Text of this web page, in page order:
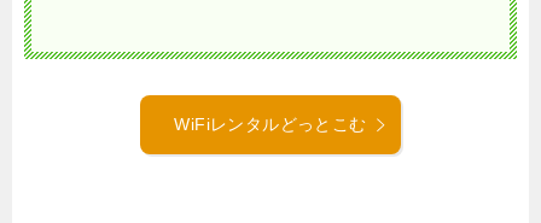
WiFiレンタルどっとこむ